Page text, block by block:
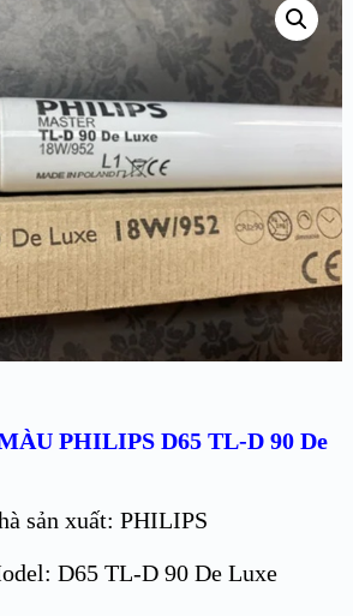
PHILIPS D65 TL-D 90 De
sản xuất: PHILIPS
D65 TL-D 90 De Luxe